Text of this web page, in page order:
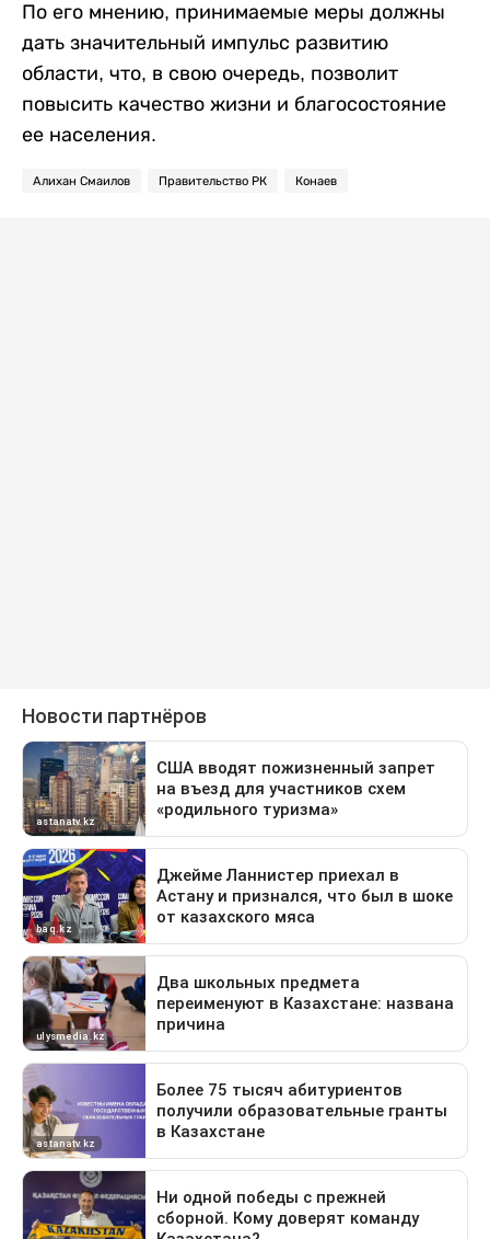
По его мнению, принимаемые меры должны
дать значительный импульс развитию
области, что, в свою очередь, позволит
повысить качество жизни и благосостояние
ее населения.
Алихан Смаилов Правительство РК Конаев